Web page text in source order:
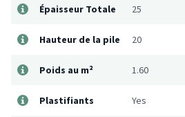
Épaisseur Totale 25
Hauteur de la pile 20
Poids au m² 1.60
Plastifiants Yes